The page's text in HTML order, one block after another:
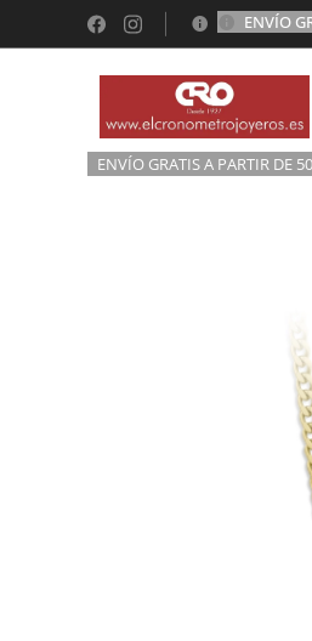
ENVÍO
ENVÍO GRATIS A PARTIR DE